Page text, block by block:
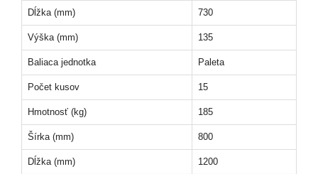
Dĺžka (mm) 730
Výška (mm) 135
Baliaca jednotka Paleta
Počet kusov 15
Hmotnosť (kg) 185
Šírka (mm) 800
Dĺžka (mm) 1200